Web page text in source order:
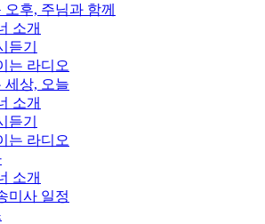
오후, 주님과 함께
소개
듣기
는 라디오
세상, 오늘
소개
듣기
는 라디오
소개
미사 일정